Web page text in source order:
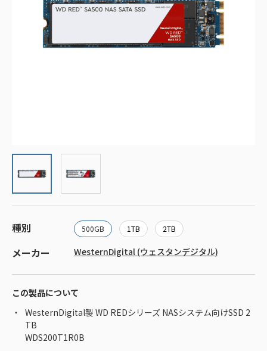
種別 500GB 1TB 2TB
メーカー WesternDigital (ウェスタンデジタル)
この製品について
WesternDigital製 WD REDシリーズ NASシステム向けSSD 2
TB
WDS200T1R0B